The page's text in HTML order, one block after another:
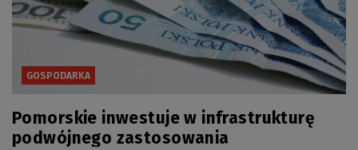
GOSPODARKA
Pomorskie inwestuje w infrastrukturę
podwójnego zastosowania